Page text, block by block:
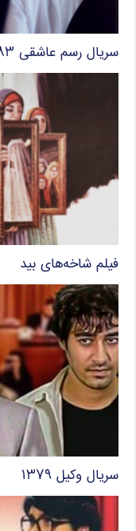
سریال رسم عاشقی ۱۳۸۳
فیلم شاخه‌های بید
سریال وکیل ۱۳۷۹